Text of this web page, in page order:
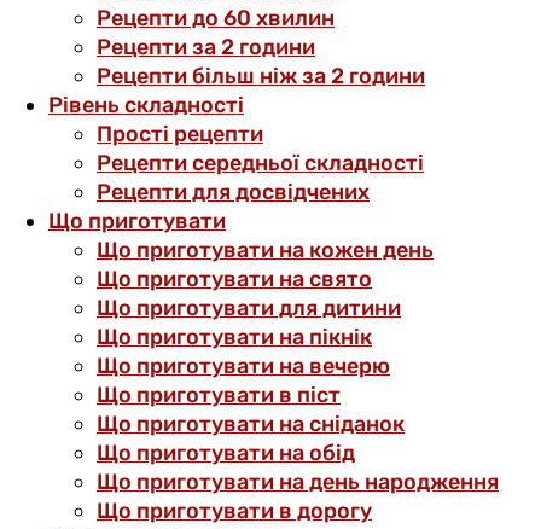
Рецепти до 60 хвилин
Рецепти за 2 години
Рецепти більш ніж за 2 години
Рівень складності
Прості рецепти
Рецепти середньої складності
Рецепти для досвідчених
Що приготувати
Що приготувати на кожен день
Що приготувати на свято
Що приготувати для дитини
Що приготувати на пікнік
Що приготувати на вечерю
Що приготувати в піст
Що приготувати на сніданок
Що приготувати на обід
Що приготувати на день народження
Що приготувати в дорогу